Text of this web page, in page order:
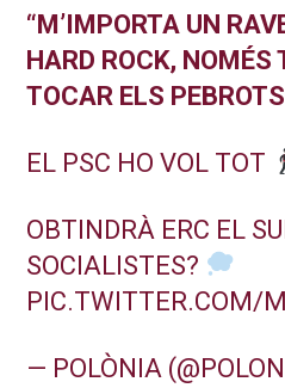
“M’IMPORTA UN
HARD ROCK, NOMÉS
TOCAR ELS
EL PSC HO VOL TOT
OBTINDRÀ ERC EL
SOCIALISTES?
PIC.TWITTER.COM/
— POLÒNIA